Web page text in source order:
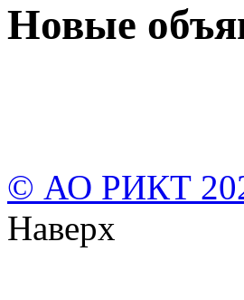
Новые
© АО РИКТ
Наверх